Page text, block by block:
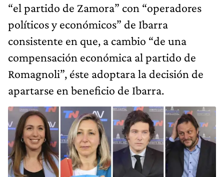
“el partido de Zamora” con “operadores
políticos y económicos” de Ibarra
consistente en que, a cambio “de una
compensación económica al partido de
Romagnoli”, éste adoptara la decisión de
apartarse en beneficio de Ibarra.